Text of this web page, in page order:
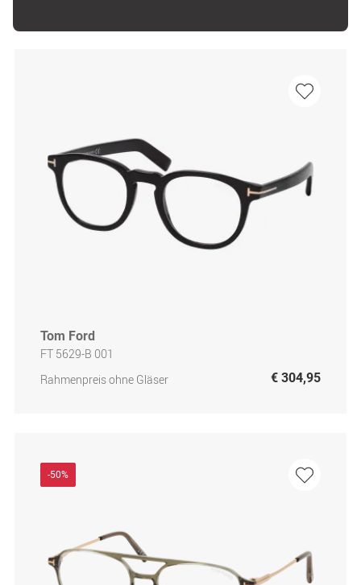
Tom Ford
FT 5629-B 001
Rahmenpreis ohne Gläser
€ 304,95
-50%